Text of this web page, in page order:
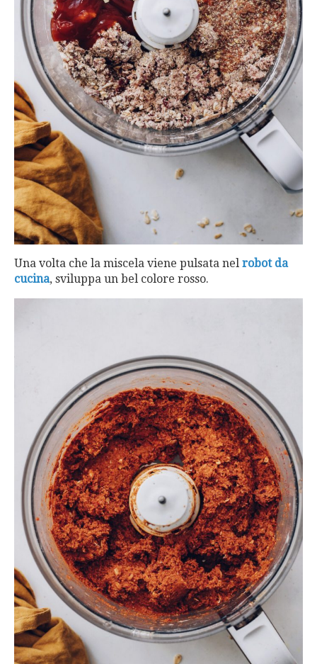
Una volta che la miscela viene pulsata nel robot da
cucina, sviluppa un bel colore rosso.